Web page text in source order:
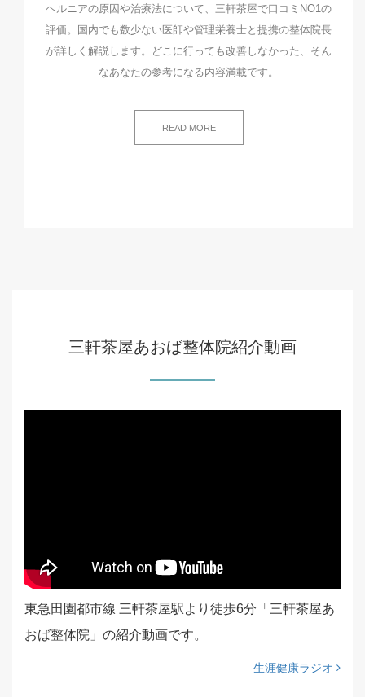
ヘルニアの原因や治療法について、三軒茶屋で口コミNO1の
評価。国内でも数少ない医師や管理栄養士と提携の整体院長
が詳しく解説します。どこに行っても改善しなかった、そん
なあなたの参考になる内容満載です。
READ MORE
三軒茶屋あおば整体院紹介動画
東急田園都市線 三軒茶屋駅より徒歩6分「三軒茶屋あ
おば整体院」の紹介動画です。
生涯健康ラジオ